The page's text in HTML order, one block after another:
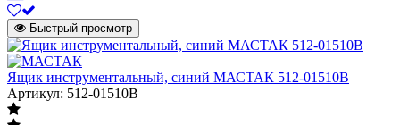
Быстрый просмотр
Ящик инструментальный, синий МАСТАК 512-01510B
Артикул: 512-01510B